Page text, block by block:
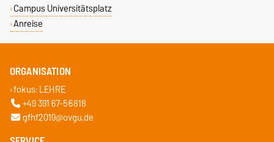
Campus Universitätsplatz
Anreise
ORGANISATION
fokus: LEHRE
+49 391 67-56818
gfhf2019@ovgu.de